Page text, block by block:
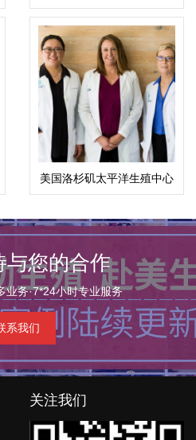
心
美国洛杉矶太平洋生殖中心
（PFC）
与您的合作
业务·7*24小时专业服务
系我们
关注我们